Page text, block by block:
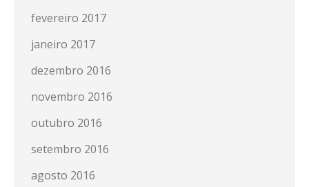
fevereiro 2017
janeiro 2017
dezembro 2016
novembro 2016
outubro 2016
setembro 2016
agosto 2016